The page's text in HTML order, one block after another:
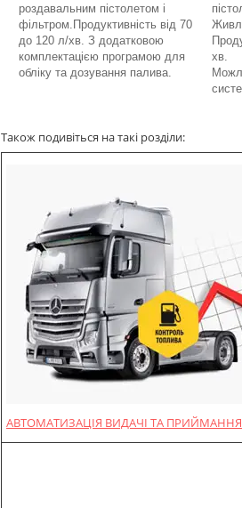
роздавальним пістолетом і
фільтром. Продуктивність від 70
до 120 л/хв. З додатковою
комплектацією програмою для
обліку та дозування палива.
хв.
Також подивіться на такі розділи:
АВТОМАТИЗАЦІЯ ВИДАЧІ ТА